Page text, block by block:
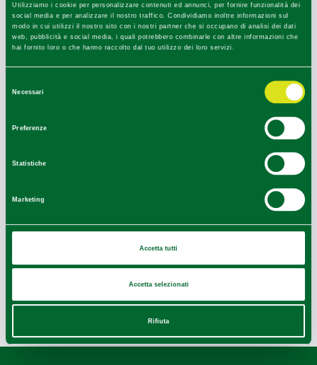
Utilizziamo i cookie per personalizzare contenuti ed annunci, per fornire funzionalità dei
social media e per analizzare il nostro traffico. Condividiamo inoltre informazioni sul
modo in cui utilizzi il nostro sito con i nostri partner che si occupano di analisi dei dati
web, pubblicità e social media, i quali potrebbero combinarle con altre informazioni che
hai fornito loro o che hanno raccolto dal tuo utilizzo dei loro servizi.
Necessari
Preferenze
Statistiche
Marketing
Accetta tutti
Accetta selezionati
Rifiuta
Geoapify © OpenMapTiles
Last update 22/02/2024